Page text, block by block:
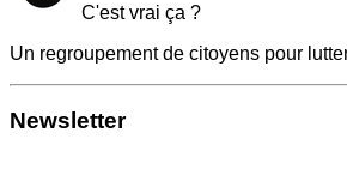
C'est vrai ça ?
Un regroupement de citoyens pour
Newsletter